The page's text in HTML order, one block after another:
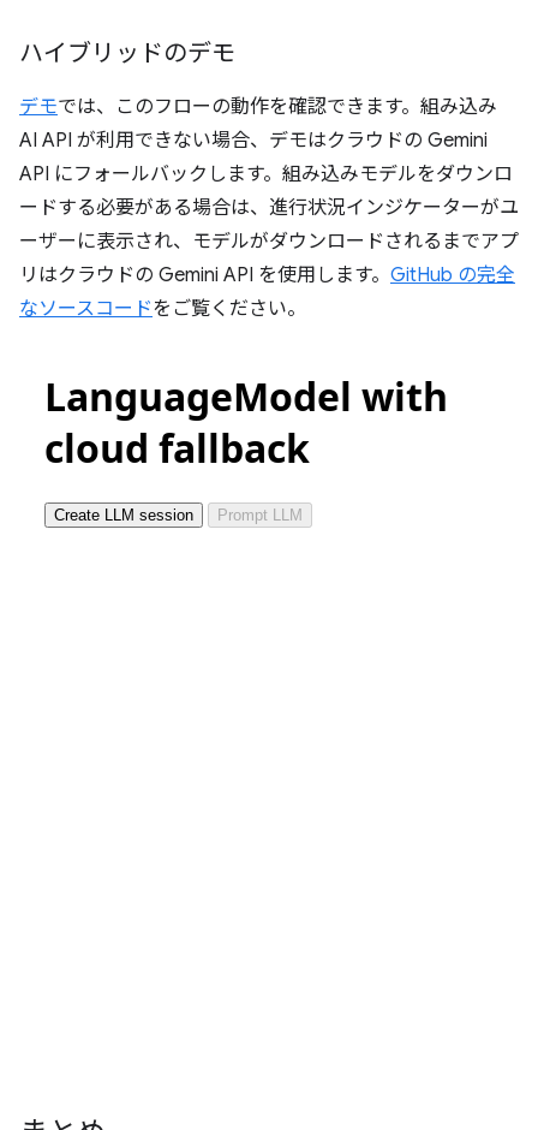
ハイブリッドのデモ
デモでは、このフローの動作を確認できます。組み込み
AI API が利用できない場合、デモはクラウドの Gemini
API にフォールバックします。組み込みモデルをダウンロ
ードする必要がある場合は、進行状況インジケーターがユ
ーザーに表示され、モデルがダウンロードされるまでアプ
リはクラウドの Gemini API を使用します。 GitHub の完全
なソースコードをご覧ください。